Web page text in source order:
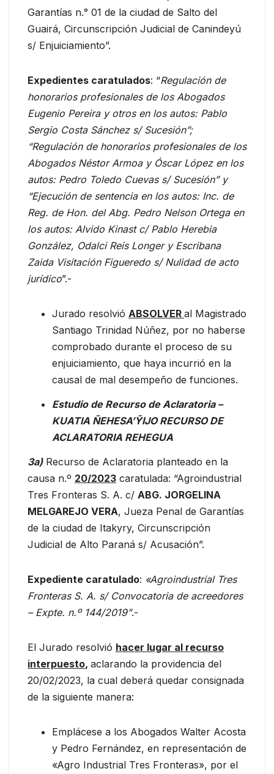
Garantías n.° 01 de la ciudad de Salto del
Guairá, Circunscripción Judicial de Canindeyú
s/ Enjuiciamiento”.
Expedientes caratulados: “Regulación de
honorarios profesionales de los Abogados
Eugenio Pereira y otros en los autos: Pablo
Sergio Costa Sánchez s/ Sucesión”;
“Regulación de honorarios profesionales de los
Abogados Néstor Armoa y Óscar López en los
autos: Pedro Toledo Cuevas s/ Sucesión” y
“Ejecución de sentencia en los autos: Inc. de
Reg. de Hon. del Abg. Pedro Nelson Ortega en
los autos: Alvido Kinast c/ Pablo Herebia
González, Odalci Reis Longer y Escribana
Zaida Visitación Figueredo s/ Nulidad de acto
jurídico”.-
Jurado resolvió ABSOLVER al Magistrado
Santiago Trinidad Núñez, por no haberse
comprobado durante el proceso de su
enjuiciamiento, que haya incurrió en la
causal de mal desempeño de funciones.
Estudio de Recurso de Aclaratoria –
KUATIA ÑEHESA’ỸIJO RECURSO DE
ACLARATORIA REHEGUA
3a)Recurso de Aclaratoria planteado en la
causa n.º 20/2023 caratulada: “Agroindustrial
Tres Fronteras S. A. c/ ABG. JORGELINA
MELGAREJO VERA, Jueza Penal de Garantías
de la ciudad de Itakyry, Circunscripción
Judicial de Alto Paraná s/ Acusación”.
Expediente caratulado: «Agroindustrial Tres
Fronteras S. A. s/ Convocatoria de acreedores
– Expte. n.º 144/2019”.-
El Jurado resolvió hacer lugar al recurso
interpuesto, aclarando la providencia del
20/02/2023, la cual deberá quedar consignada
de la siguiente manera:
Emplácese a los Abogados Walter Acosta
y Pedro Fernández, en representación de
«Agro Industrial Tres Fronteras», por el